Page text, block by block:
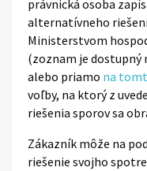
právnická osoba
alternatívneho
Ministerstvom
(zoznam je dostupný
alebo priamo na
voľby, na ktorý z
riešenia sporov sa
Zákazník môže na
riešenie svojho